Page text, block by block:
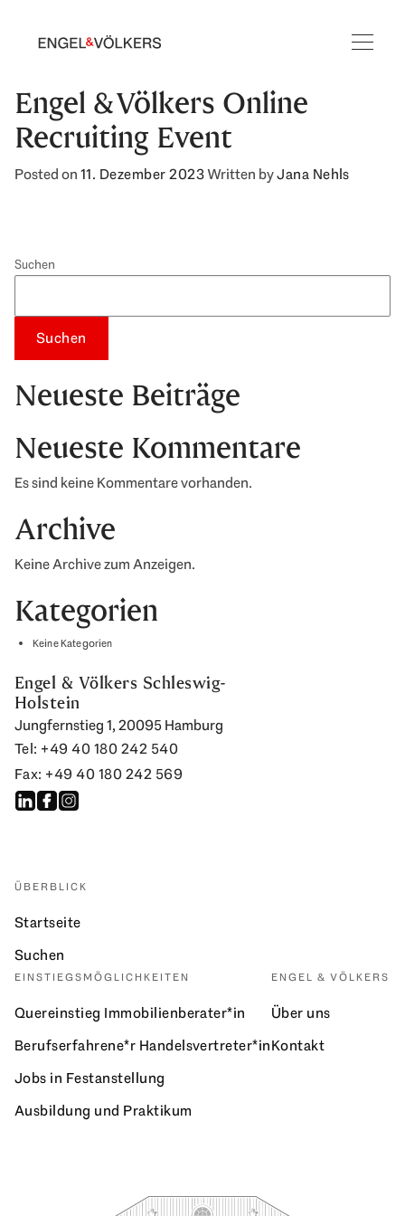
Engel & Völkers Online
Recruiting Event
Posted on11. Dezember 2023Written byJana Nehls
Suchen
Suchen
Neueste Beiträge
Neueste Kommentare
Es sind keine Kommentare vorhanden.
Archive
Keine Archive zum Anzeigen.
Kategorien
Keine Kategorien
Engel & Völkers Schleswig-
Holstein
Jungfernstieg 1, 20095 Hamburg
Tel: +49 40 180 242 540
Fax: +49 40 180 242 569
ÜBERBLICK
Startseite
Suchen
EINSTIEGSMÖGLICHKEITEN
Quereinstieg Immobilienberater*in
Berufserfahrene*r Handelsvertreter*in
Jobs in Festanstellung
Ausbildung und Praktikum
ENGEL & VÖLKERS
Über uns
Kontakt